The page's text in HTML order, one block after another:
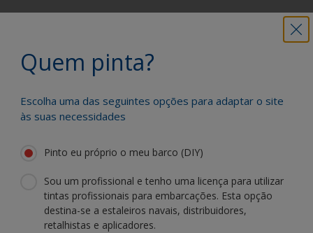
Quem pinta?
Escolha uma das seguintes opções para adaptar o site
às suas necessidades
Pinto eu próprio o meu barco (DIY)
Sou um profissional e tenho uma licença para utilizar
tintas profissionais para embarcações. Esta opção
destina-se a estaleiros navais, distribuidores,
retalhistas e aplicadores.
manter o seu barco em excelente
condição
Obtenha todo o apoio de que necessita
Beneficie da nossa inovação contínua e
especialização científica